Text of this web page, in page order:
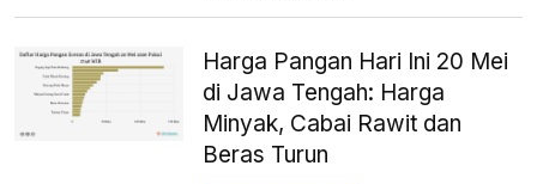
Harga Pangan Hari Ini 20 Mei
di Jawa Tengah: Harga
Minyak, Cabai Rawit dan
Beras Turun